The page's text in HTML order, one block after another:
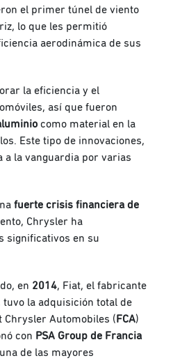
el primer túnel de viento
lo que les permitió
aerodinámica de sus
la eficiencia y el
así que fueron
como material en la
Este tipo de innovaciones,
a la vanguardia por varias
fuerte crisis financiera de
Chrysler ha
significativos en su
en 2014, Fiat, el fabricante
la adquisición total de
Chrysler Automobiles (FCA)
con PSA Group de Francia
de las mayores